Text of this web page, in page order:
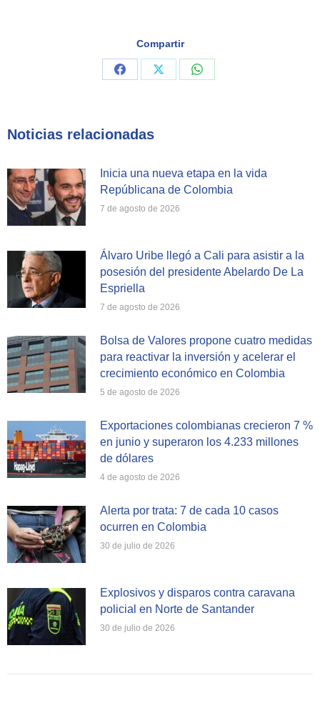
Compartir
Share
Share
Share
Noticias relacionadas
Inicia una nueva etapa en la vida
Repúblicana de Colombia
7 de agosto de 2026
Álvaro Uribe llegó a Cali para asistir a la
posesión del presidente Abelardo De La
Espriella
7 de agosto de 2026
Bolsa de Valores propone cuatro medidas
para reactivar la inversión y acelerar el
crecimiento económico en Colombia
5 de agosto de 2026
Exportaciones colombianas crecieron 7 %
en junio y superaron los 4.233 millones
de dólares
4 de agosto de 2026
Alerta por trata: 7 de cada 10 casos
ocurren en Colombia
30 de julio de 2026
Explosivos y disparos contra caravana
policial en Norte de Santander
30 de julio de 2026